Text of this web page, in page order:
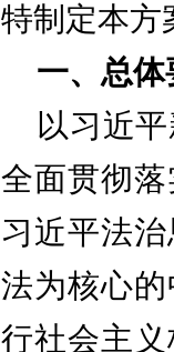
特制定本方
一、总体
以习近
全面贯彻
习近平法
法为核心
行社会主